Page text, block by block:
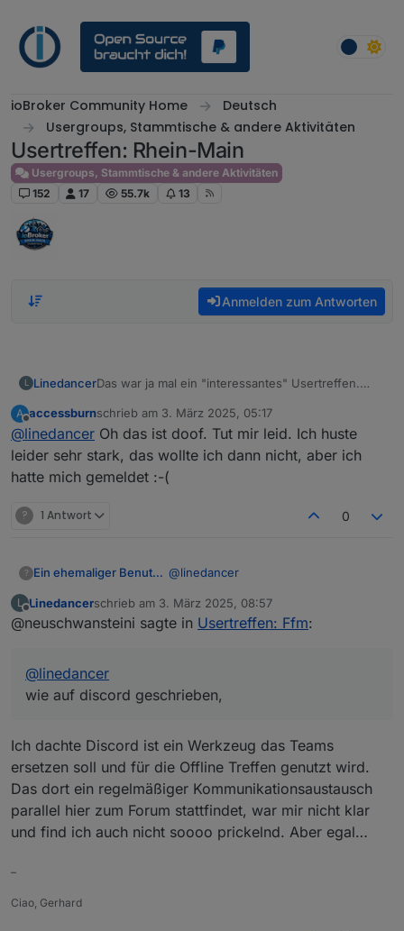
ioBroker Community Home
Deutsch
Usergroups, Stammtische & andere Aktivitäten
Usertreffen: Rhein-Main
Usergroups, Stammtische & andere Aktivitäten
152
17 55.7k 13
Anmelden zum Antworten
L LinedancerDas war ja mal ein "interessantes" Usertreffen.
nämlich Selbstgespräche führen, war leider sonst
niemand da 👎
A
Offline
accessburnschrieb am 3. März 2025, 05:17
zuletzt editiert von
@linedancer Oh das ist doof. Tut mir leid. Ich huste
leider sehr stark, das wollte ich dann nicht, aber ich
hatte mich gemeldet :-(
? 1 Antwort 0
? Ein ehemaliger Benutzer @linedancer
Ach du Schande, das tut mir leid. Lt
der Umfrage hättet ihr zu dritt sein
L Linedancerschrieb am 3. März 2025, 08:57
zuletzt editiert von
@neuschwansteini sagte in Usertreffen: Ffm:
@linedancer
wie auf discord geschrieben,
Ich dachte Discord ist ein Werkzeug das Teams
ersetzen soll und für die Offline Treffen genutzt wird.
Das dort ein regelmäßiger Kommunikationsaustausch
parallel hier zum Forum stattfindet, war mir nicht klar
und find ich auch nicht soooo prickelnd. Aber egal…
–
Ciao, Gerhard